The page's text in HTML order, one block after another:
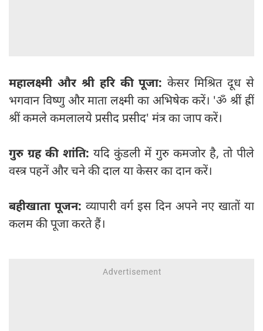
महालक्ष्मी और श्री हरि की पूजा:केसर मिश्रित दूध से
भगवान विष्णु और माता लक्ष्मी का अभिषेक करें। 'ॐ श्रीं ह्रीं
श्रीं कमले कमलालये प्रसीद प्रसीद' मंत्र का जाप करें।
गुरु ग्रह की शांति: यदि कुंडली में गुरु कमजोर है, तो पीले
वस्त्र पहनें और चने की दाल या केसर का दान करें।
बहीखाता पूजन: व्यापारी वर्ग इस दिन अपने नए खातों या
कलम की पूजा करते हैं।